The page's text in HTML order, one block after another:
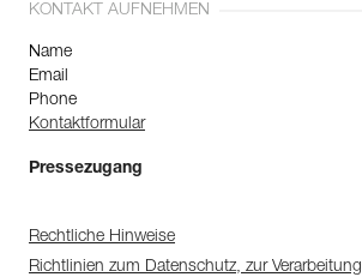
KONTAKT AUFNEHMEN
Name
Email
Phone
Kontaktformular
Pressezugang
Rechtliche Hinweise
Richtlinien zum Datenschutz, zur Verarbeitung